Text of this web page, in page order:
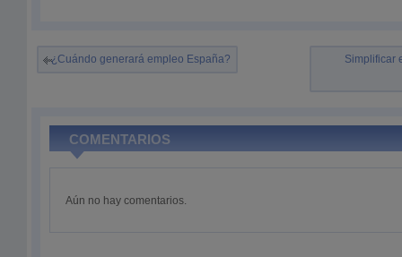
¿Cuándo generará empleo España? Simplificar
COMENTARIOS
Aún no hay comentarios.